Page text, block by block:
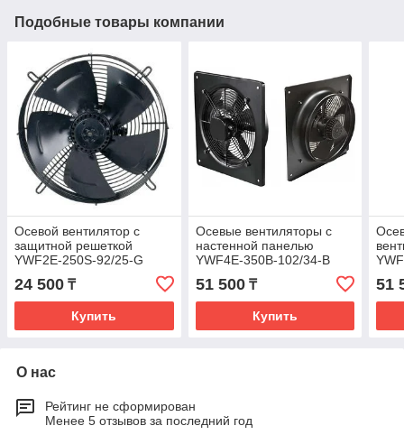
Подобные товары компании
Осевой вентилятор с
защитной решеткой
YWF2E-250S-92/25-G
24 500 ₸
Купить
Осевые вентиляторы с
настенной панелью
YWF4E-350B-102/34-B
51 500₸
Купить
51
О нас
Рейтинг не сформирован
Менее 5 отзывов за последний год